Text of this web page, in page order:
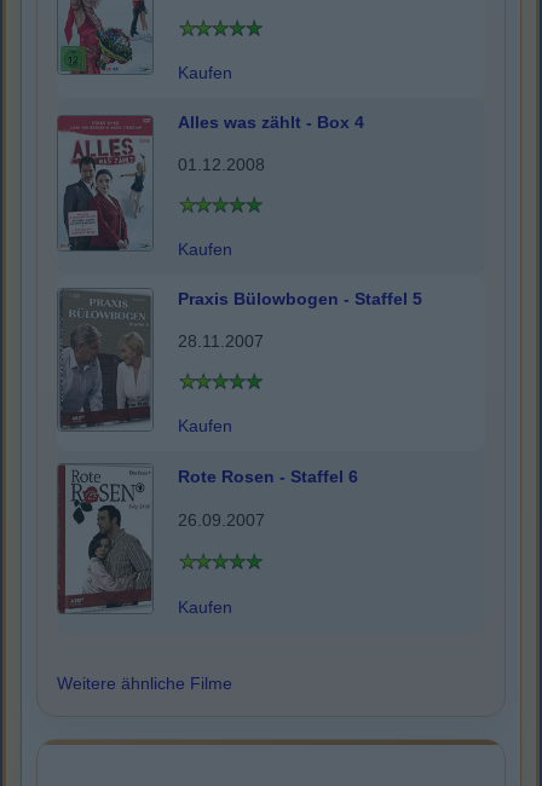
Kaufen
Alles was zählt - Box 4
01.12.2008
Kaufen
Praxis Bülowbogen - Staffel 5
28.11.2007
Kaufen
Rote Rosen - Staffel 6
26.09.2007
Kaufen
Weitere ähnliche Filme